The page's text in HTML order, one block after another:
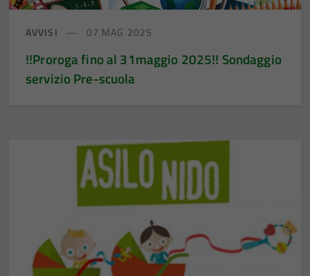
AVVISI 07 MAG 2025
!!Proroga fino al 31maggio 2025!! Sondaggio
servizio Pre-scuola